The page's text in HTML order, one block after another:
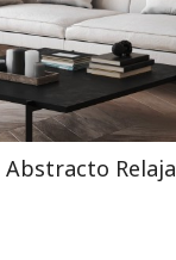
Abstracto